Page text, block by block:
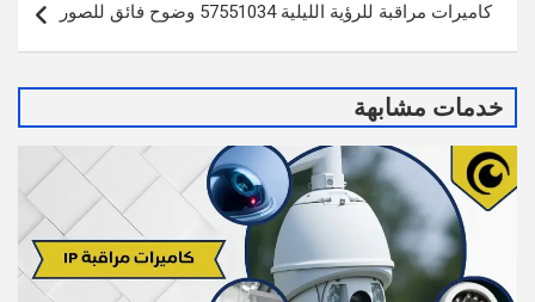
كاميرات مراقبة للرؤية الليلية 57551034 وضوح فائق للصور
خدمات مشابهة